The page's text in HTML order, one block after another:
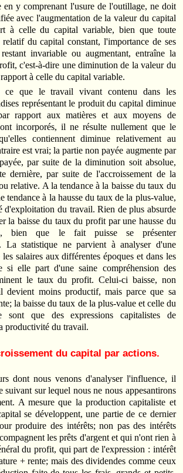
en y comprenant l'usure de l'outillage, ne doit
avec l'augmentation de la valeur du capital
à celle du capital variable, bien que toute
du capital constant, l'importance de ses
invariable ou augmentant, entraîne la
c'est-à-dire une diminution de la valeur du
à celle du capital variable.
ce que le travail vivant contenu dans les
représentant le produit du capital diminue
rapport aux matières et aux moyens de
incorporés, il ne résulte nullement que le
contiennent diminue relativement au
est vrai; la partie non payée augmente par
par suite de la diminution soit absolue,
dernière, par suite de l'accroissement de la
relative. A la tendance à la baisse du taux du
tendance à la hausse du taux de la plus-value,
d'exploitation du travail. Rien de plus absurde
la baisse du taux du profit par une hausse du
bien que le fait puisse se présenter
La statistique ne parvient à analyser d'une
salaires aux différentes époques et dans les
si elle part d'une saine compréhension des
le taux du profit. Celui-ci baisse, non
devient moins productif, mais parce que sa
la baisse du taux de la plus-value et celle du
que des expressions capitalistes de
productivité du travail.
du capital par actions.
dont nous venons d'analyser l'influence, il
suivant sur lequel nous ne nous appesantirons
A mesure que la production capitaliste et
se développent, une partie de ce dernier
produire des intérêts; non pas des intérêts
les prêts d'argent et qui n'ont rien à
du profit, qui part de l'expression : intérêt
+ rente; mais des dividendes comme ceux